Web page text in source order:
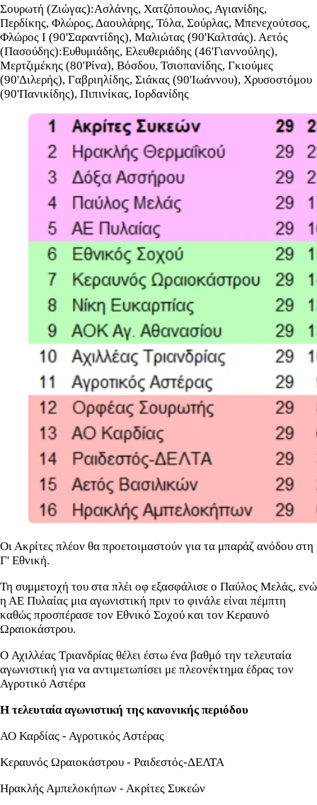
Σουρωτή (Ζιώγας):Ασλάνης, Χατζόπουλος, Αγιανίδης,
Περδίκης, Φλώρος, Δαουλάρης, Τόλα, Σούρλας, Μπενεχούτσος,
Φλώρος Ι (90'Σαραντίδης), Μαλιώτας (90'Καλτσάς). Αετός
(Πασούδης):Ευθυμιάδης, Ελευθεριάδης (46'Γιαννούλης),
Μερτζιμέκης (80'Ρίνα), Βόσδου, Τσιοπανίδης, Γκιούμες
(90'Διλερής), Γαβριηλίδης, Σιάκας (90'Ιωάννου), Χρυσοστόμου
(90'Πανικίδης), Πιπινίκας, Ιορδανίδης
Οι Ακρίτες πλέον θα προετοιμαστούν για τα μπαράζ ανόδου στη
Γ' Εθνική.
Τη συμμετοχή του στα πλέι οφ εξασφάλισε ο Παύλος Μελάς, ενώ
η ΑΕ Πυλαίας μια αγωνιστική πριν το φινάλε είναι πέμπτη
καθώς προσπέρασε τον Εθνικό Σοχού και τον Κεραυνό
Ωραιοκάστρου.
Ο Αχιλλέας Τριανδρίας θέλει έστω ένα βαθμό την τελευταία
αγωνιστική για να αντιμετωπίσει με πλεονέκτημα έδρας τον
Αγροτικό Αστέρα
Η τελευταία αγωνιστική της κανονικής περιόδου
ΑΟ Καρδίας - Αγροτικός Αστέρας
Κεραυνός Ωραιοκάστρου - Ραιδεστός-ΔΕΛΤΑ
Ηρακλής Αμπελοκήπων - Ακρίτες Συκεών